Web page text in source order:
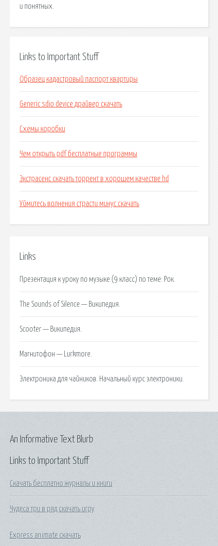
и понятных.
Links to Important Stuff
Образец кадастровый паспорт квартиры
Generic sdio device драйвер скачать
Схемы коробки
Чем открыть pdf бесплатные программы
Экстрасенс скачать торрент в хорошем качестве hd
Уймитесь волнения страсти минус скачать
Links
Презентация к уроку по музыке (9 класс) по теме: Рок.
The Sounds of Silence — Википедия.
Scooter — Википедия.
Магнитофон — Lurkmore.
Электроника для чайников. Начальный курс электроники.
Links to Important Stuff
Скачать бесплатно журналы и книги
Чудеса три в ряд скачать игру
Express animate скачать
An Informative Text Blurb